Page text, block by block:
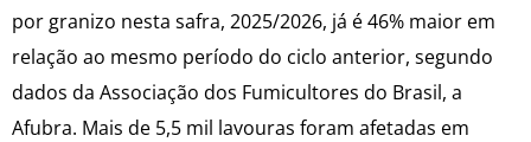
por granizo nesta safra, 2025/2026, já é 46% maior em
relação ao mesmo período do ciclo anterior, segundo
dados da Associação dos Fumicultores do Brasil, a
Afubra. Mais de 5,5 mil lavouras foram afetadas em